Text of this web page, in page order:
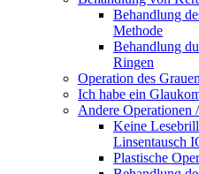
Behandlung
Methode
Behandlung
Ringen
Operation des
Ich habe ein
Andere Operationen
Keine
Linsentausch
Plastische